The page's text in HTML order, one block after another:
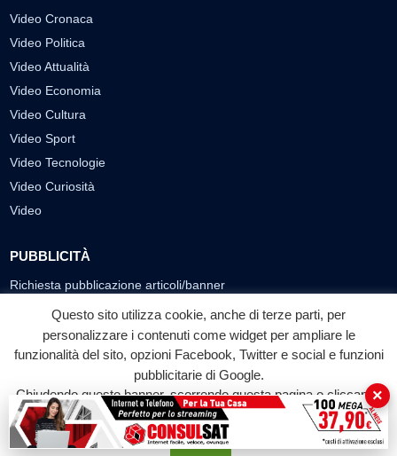
Video Cronaca
Video Politica
Video Attualità
Video Economia
Video Cultura
Video Sport
Video Tecnologie
Video Curiosità
Video
PUBBLICITÀ
Richiesta pubblicazione articoli/banner
SEGUICI SUI SOCIAL
f
Facebook
◎ ▶
YouTube
© 2026 LABTV - Tutti i diritti riservati
Questo sito utilizza cookie, anche di terze parti, per
personalizzare i contenuti come widget per ampliare le
funzionalità del sito, opzioni Facebook, Twitter e social e funzioni
pubblicitarie di Google.
Chiudendo questo banner, scorrendo questa pagina o cliccando
su qualunque suo elemento acconsenti all'uso dei cookie.
Accetta
×